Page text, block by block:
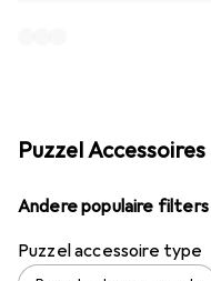
Puzzel Accessoires
Andere populaire filters
Puzzel accessoire type